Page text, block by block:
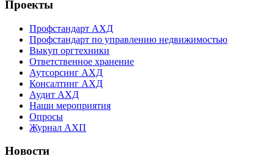
Проекты
Профстандарт АХД
Профстандарт по управлению недвижимостью
Выкуп оргтехники
Ответственное хранение
Аутсорсинг АХД
Консалтинг АХД
Аудит АХД
Наши мероприятия
Опросы
Журнал АХП
Новости